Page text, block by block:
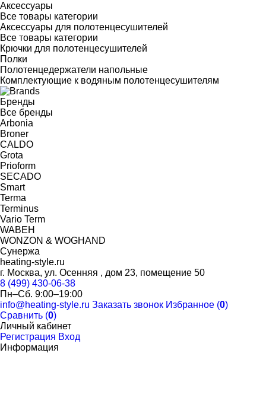
Аксессуары
Все товары категории
Аксессуары для полотенцесушителей
Все товары категории
Крючки для полотенцесушителей
Полки
Полотенцедержатели напольные
Комплектующие к водяным полотенцесушителям
Бренды
Все бренды
Arbonia
Broner
CALDO
Grota
Prioform
SECADO
Smart
Terma
Terminus
Vario Term
WABEH
WONZON & WOGHAND
Сунержа
heating-style.ru
г. Москва, ул. Осенняя , дом 23, помещение 50
8 (499) 430-06-38
Пн–Сб. 9:00–19:00
info@heating-style.ru Заказать звонок Избранное (0)
Сравнить (0)
Личный кабинет
Регистрация Вход
Информация